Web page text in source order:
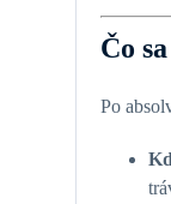
Čo
Po